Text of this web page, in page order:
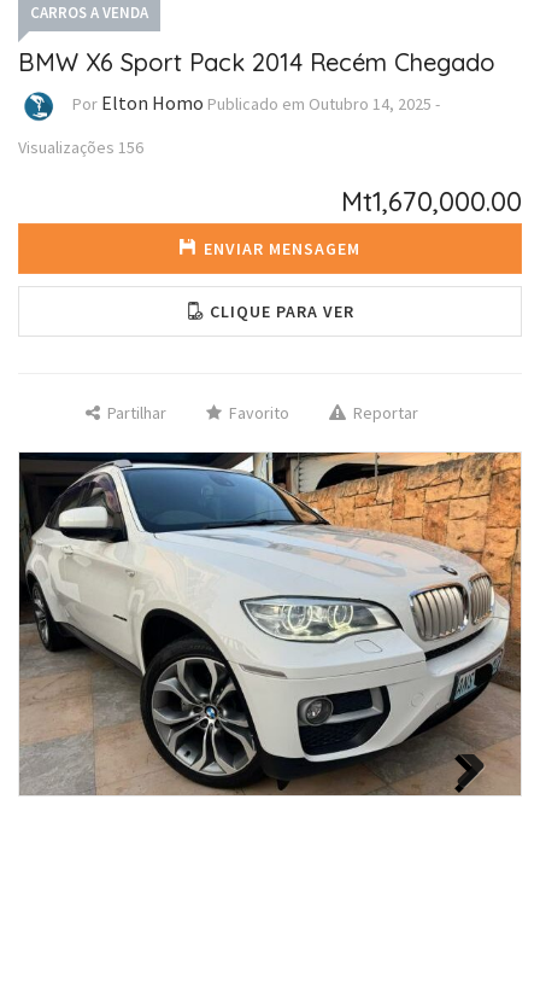
CARROS A VENDA
BMW X6 Sport Pack 2014 Recém Chegado
Por Elton Homo Publicado em Outubro 14, 2025 -
Visualizações 156
Mt1,670,000.00
ENVIAR MENSAGEM
CLIQUE PARA VER
Partilhar Favorito Reportar